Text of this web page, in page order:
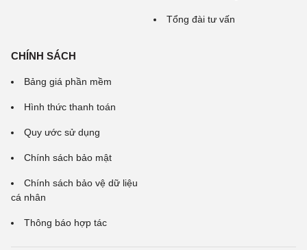
Tổng đài tư vấn
CHÍNH SÁCH
Bảng giá phần mềm
Hình thức thanh toán
Quy ước sử dụng
Chính sách bảo mật
Chính sách bảo vệ dữ liệu
cá nhân
Thông báo hợp tác